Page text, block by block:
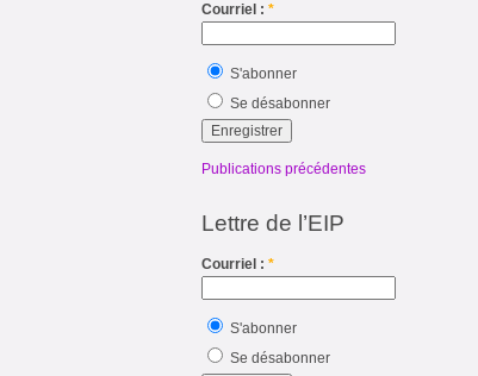
Courriel : *
S'abonner
Se désabonner
Publications précédentes
Lettre de l’EIP
Courriel : *
S'abonner
Se désabonner